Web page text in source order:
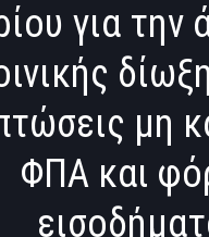
για την
μη
ΦΠΑ και